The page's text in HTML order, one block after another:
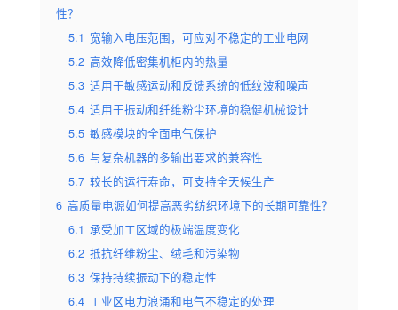
性？
5.1 宽输入电压范围，可应对不稳定的工业电网
5.2 高效降低密集机柜内的热量
5.3 适用于敏感运动和反馈系统的低纹波和噪声
5.4 适用于振动和纤维粉尘环境的稳健机械设计
5.5 敏感模块的全面电气保护
5.6 与复杂机器的多输出要求的兼容性
5.7 较长的运行寿命，可支持全天候生产
6 高质量电源如何提高恶劣纺织环境下的长期可靠性？
6.1 承受加工区域的极端温度变化
6.2 抵抗纤维粉尘、绒毛和污染物
6.3 保持持续振动下的稳定性
6.4 工业区电力浪涌和电气不稳定的处理